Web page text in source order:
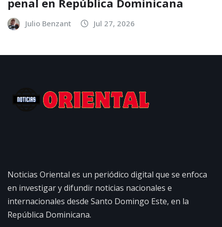
penal en República Dominicana
Julio Benzant Jul 27, 2026
Noticias Oriental es un periódico digital que se enfoca
en investigar y difundir noticias nacionales e
internacionales desde Santo Domingo Este, en la
República Dominicana.